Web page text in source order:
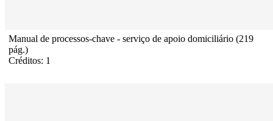
Manual de processos-chave - serviço de apoio domiciliário (219
pág.)
Créditos: 1